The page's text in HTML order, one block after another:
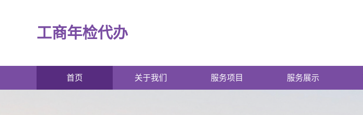
工商年检代办
首页 关于我们 服务项目 服务展示